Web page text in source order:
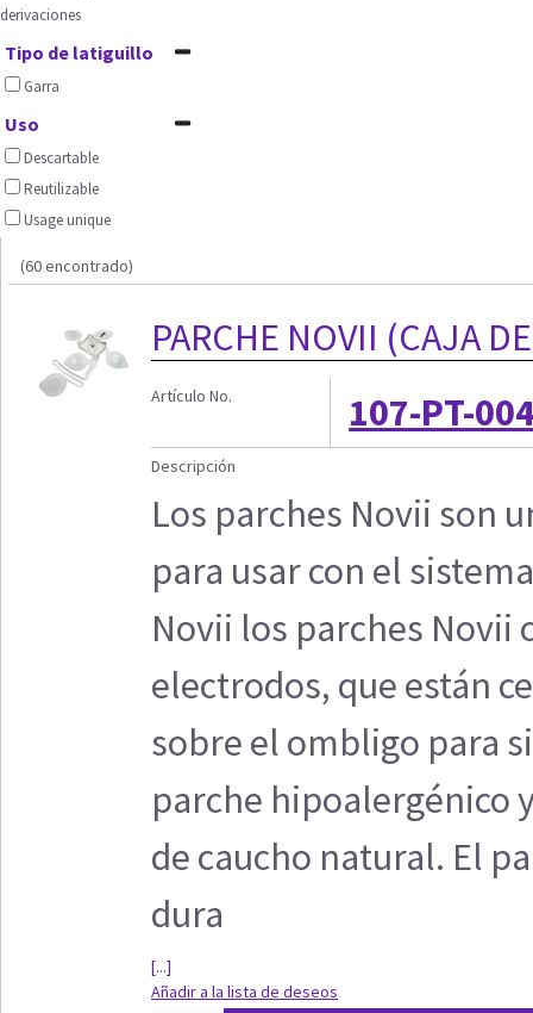
derivaciones
Tipo de latiguillo
Garra
Uso
Descartable
Reutilizable
Usage unique
(60 encontrado)
PARCHE NOVII (CAJA
Artículo No. 107-PT-
Descripción
Los parches Novii son
para usar con el
Novii los parches Novii
electrodos, que están
sobre el ombligo para
parche hipoalergénico
de caucho natural. El
dura
[...]
Añadir a la lista de deseos